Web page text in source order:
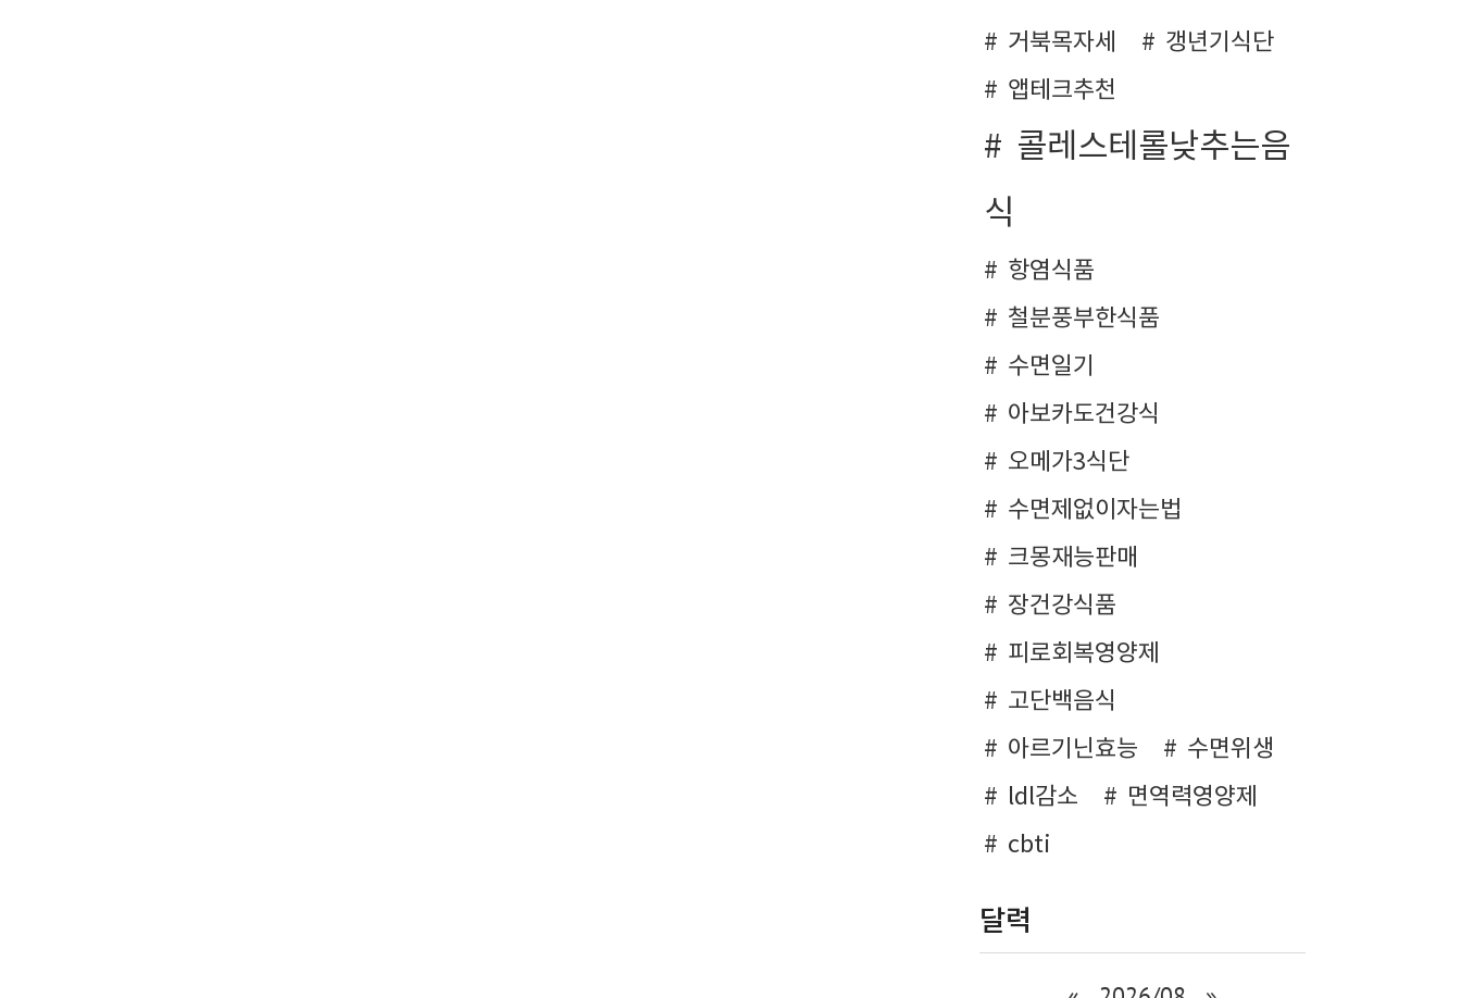
거북목자세
갱년기식단
앱테크추천
콜레스테롤낮추는음
식
항염식품
철분풍부한식품
수면일기
아보카도건강식
오메가3식단
수면제없이자는법
크몽재능판매
장건강식품
피로회복영양제
고단백음식
아르기닌효능
수면위생
ldl감소
면역력영양제
cbti
달력